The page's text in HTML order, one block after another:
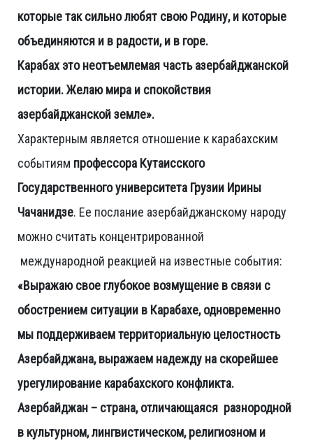
которые так сильно любят свою Родину, и которые
объединяются и в радости, и в горе.
Карабах это неотъемлемая часть азербайджанской
истории. Желаю мира и спокойствия
азербайджанской земле».
Характерным является отношение к карабахским
событиям профессора Кутаисского
Государственного университета Грузии Ирины
Чачанидзе. Ее послание азербайджанскому народу
можно считать концентрированной
международной реакцией на известные события:
«Выражаю свое глубокое возмущение в связи с
обострением ситуации в Карабахе, одновременно
мы поддерживаем территориальную целостность
Азербайджана, выражаем надежду на скорейшее
урегулирование карабахского конфликта.
Азербайджан – страна, отличающаяся разнородной
в культурном, лингвистическом, религиозном и